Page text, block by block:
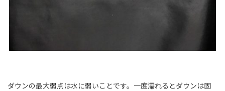
ダウンの最大弱点は水に弱いことです。一度濡れるとダウンは固